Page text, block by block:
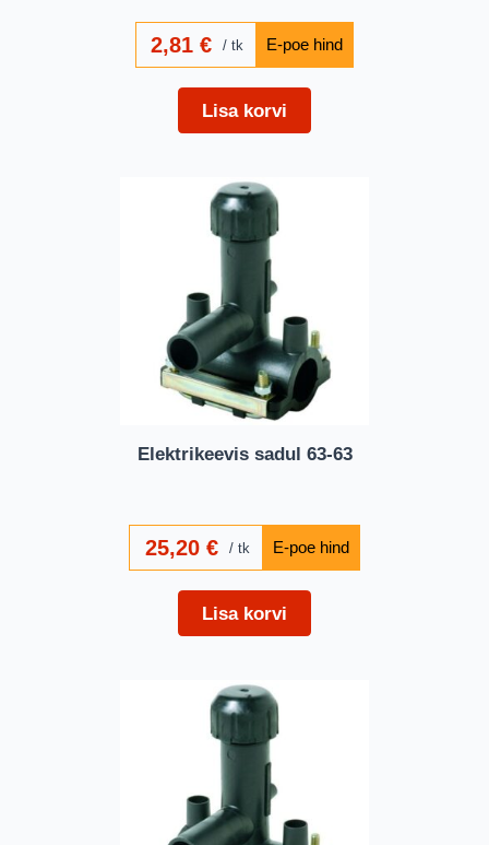
2,81€ tk
Lisa korvi
Elektrikeevis sadul 63-63
25,20 € tk
Lisa korvi